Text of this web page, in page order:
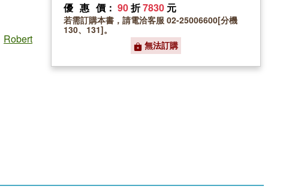
Robert
優惠價 ： 90折7830 元
若需訂購本書，請電洽客服 02-25006600[分機
130、131]。
無法訂購